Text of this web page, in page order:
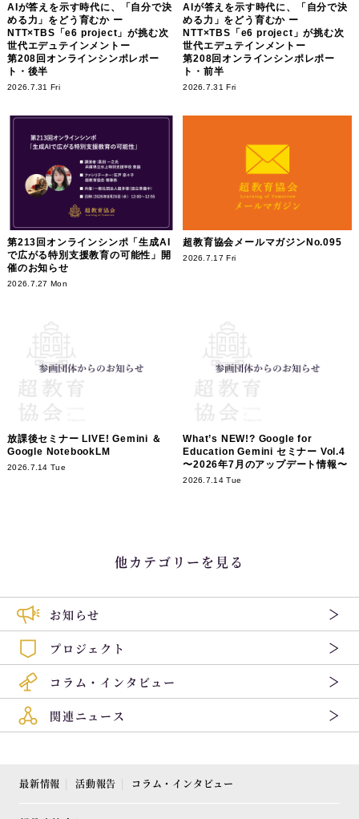
AIが答えを示す時代に、「自分で決
める力」をどう育むか ー
NTT×TBS「e6 project」が挑む次
世代エデュテインメントー
第208回オンラインシンポレポー
ト・後半
2026.7.31 Fri
AIが答えを示す時代に、「自分で決
める力」をどう育むか ー
NTT×TBS「e6 project」が挑む次
世代エデュテインメントー
第208回オンラインシンポレポー
ト・前半
2026.7.31 Fri
第213回オンラインシンポ「生成AI
で広がる特別支援教育の可能性」開
催のお知らせ
2026.7.27 Mon
超教育協会メールマガジンNo.095
2026.7.17 Fri
放課後セミナー LIVE! Gemini ＆
Google NotebookLM
2026.7.14 Tue
What’s NEW!? Google for
Education Gemini セミナー Vol.4
〜2026年7月のアップデート情報〜
2026.7.14 Tue
他カテゴリーを見る
お知らせ
プロジェクト
コラム・インタビュー
関連ニュース
最新情報 活動報告 コラム・インタビュー